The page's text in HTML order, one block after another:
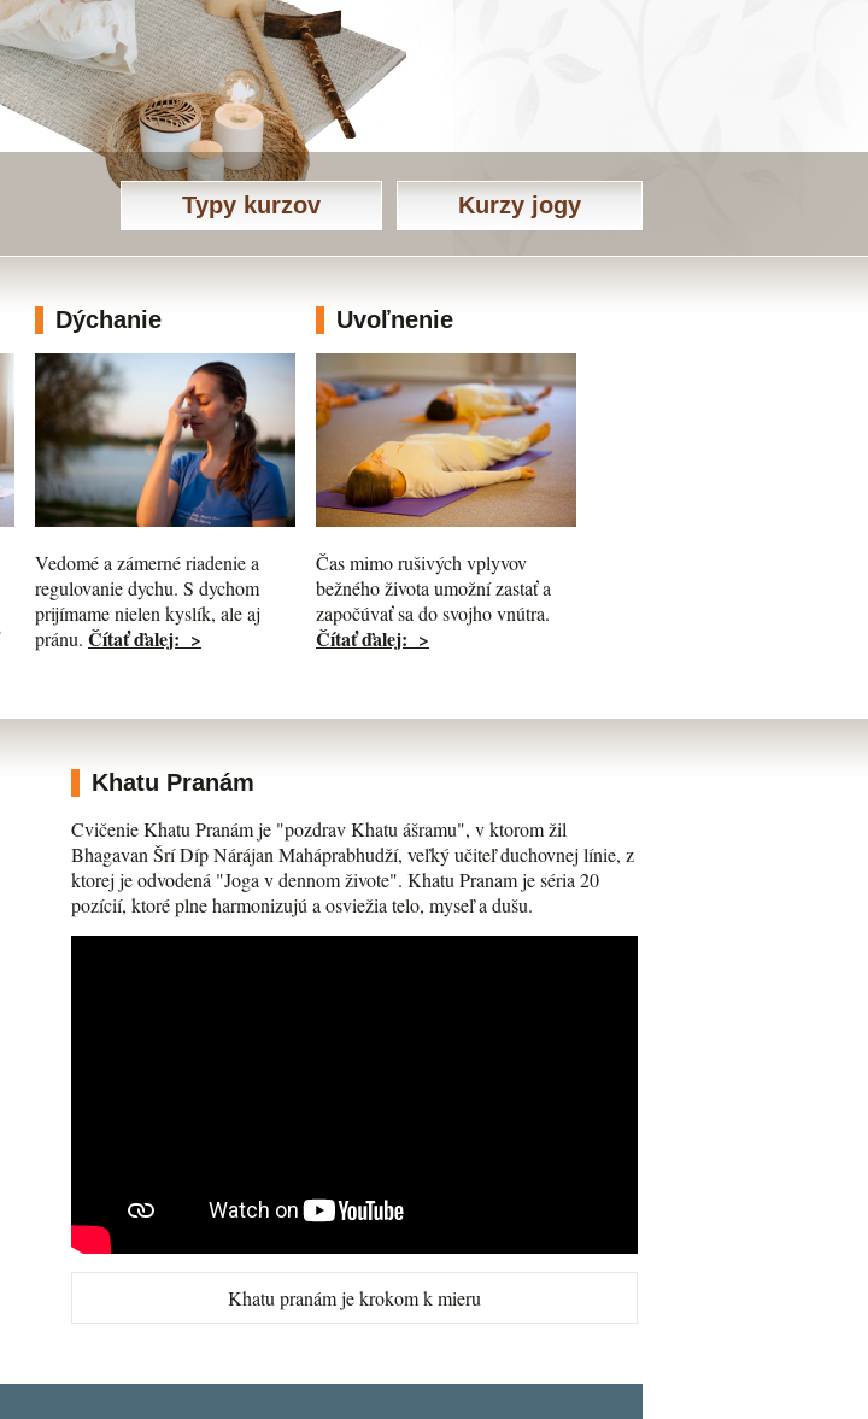
Typy kurzov Kurzy jogy
Dýchanie
Vedomé a zámerné riadenie a
regulovanie dychu. S dychom
prijímame nielen kyslík, ale aj
pránu. Čítať ďalej: >
Uvoľnenie
Čas mimo rušivých vplyvov
bežného života umožní zastať a
započúvať sa do svojho vnútra.
Čítať ďalej: >
Khatu Pranám
Cvičenie Khatu Pranám je "pozdrav Khatu ášramu", v ktorom žil
Bhagavan Šrí Díp Nárájan Maháprabhudží, veľký učiteľ duchovnej línie, z
ktorej je odvodená "Joga v dennom živote". Khatu Pranam je séria 20
pozícií, ktoré plne harmonizujú a osviežia telo, myseľ a dušu.
Khatu pranám je krokom k mieru